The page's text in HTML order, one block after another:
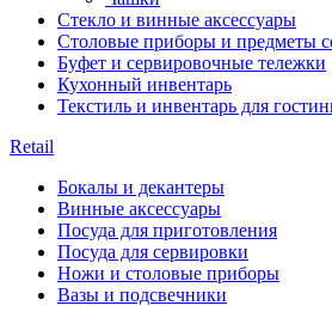
Стекло и винные аксессуары
Столовые приборы и предметы
Буфет и сервировочные тележки
Кухонный инвентарь
Текстиль и инвентарь для
Retail
Бокалы и декантеры
Винные аксессуары
Посуда для приготовления
Посуда для сервировки
Ножи и столовые приборы
Вазы и подсвечники